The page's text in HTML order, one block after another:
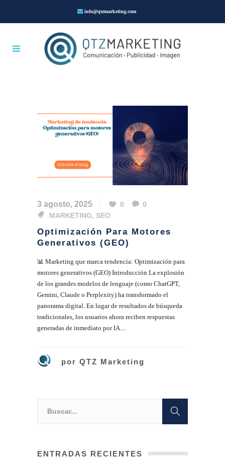
info@qtzmarketing.com
3 agosto, 2025 0
0
MARKETING, SEO
Optimización Para Motores
Generativos (GEO)
📊 Marketing que marca tendencia: Optimización para
motores generativos (GEO) Introducción La explosión
de los grandes modelos de lenguaje (como ChatGPT,
Gemini, Claude o Perplexity) ha transformado el
panorama digital. En lugar de resultados de búsqueda
tradicionales, los usuarios ahora reciben respuestas
generadas de inmediato por IA....
por QTZ Marketing
ENTRADAS RECIENTES